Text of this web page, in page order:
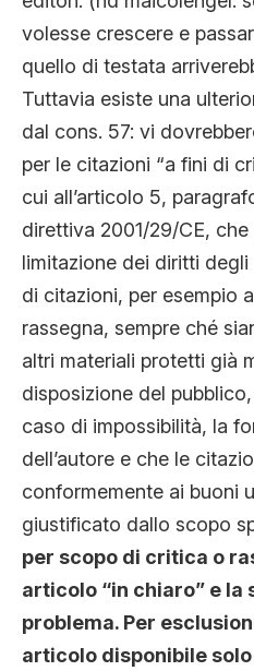
volesse crescere e
quello di testata
Tuttavia esiste una
dal cons. 57: vi
per le citazioni “a fini di
cui all’articolo 5,
direttiva 2001/29/CE,
limitazione dei diritti
di citazioni, per esempio
rassegna, sempre ché
altri materiali protetti già
disposizione del
caso di impossibilità, la
dell’autore e che le
conformemente ai buoni
giustificato dallo scopo
per scopo di critica o
articolo “in chiaro” e la
problema. Per
articolo disponibile